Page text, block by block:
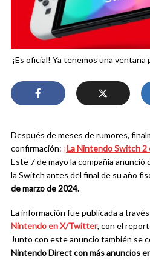
¡Es oficial! Ya tenemos una ventana
Después de meses de rumores,
confirmación: ¡La Nintendo Switch 2
Este 7 de mayo la compañía
la Switch antes del final de su año
de marzo de 2024.
La información fue publicada a
Nintendo en X/Twitter, con el
Junto con este anuncio también se
Nintendo Direct con más anuncios